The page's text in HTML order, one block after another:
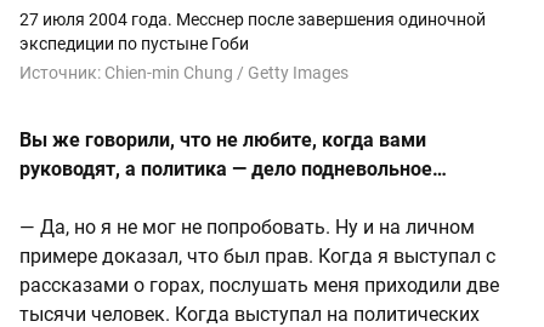
27 июля 2004 года. Месснер после завершения одиночной
экспедиции по пустыне Гоби
Источник: Chien-min Chung / Getty Images
Вы же говорили, что не любите, когда вами
руководят, а политика — дело подневольное…
— Да, но я не мог не попробовать. Ну и на личном
примере доказал, что был прав. Когда я выступал с
рассказами о горах, послушать меня приходили две
тысячи человек. Когда выступал на политических